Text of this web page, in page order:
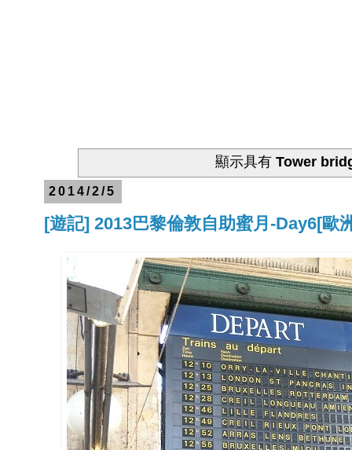
顯示具有 Tower
2014/2/5
[遊記] 2013巴黎倫敦自助蜜月-Day6[歐